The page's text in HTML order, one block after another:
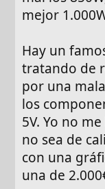
mejor
Hay un
tratando de
por una
los
5V. Yo no
no sea de
con una
una de